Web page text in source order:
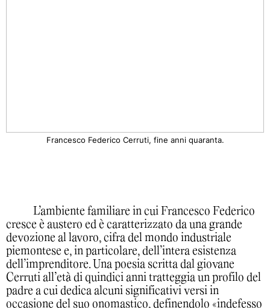
Francesco Federico Cerruti, fine anni quaranta.
L’ambiente familiare in cui Francesco Federico
cresce è austero ed è caratterizzato da una grande
devozione al lavoro, cifra del mondo industriale
piemontese e, in particolare, dell’intera esistenza
dell’imprenditore. Una poesia scritta dal giovane
Cerruti all’età di quindici anni tratteggia un profilo del
padre a cui dedica alcuni significativi versi in
occasione del suo onomastico, definendolo «indefesso